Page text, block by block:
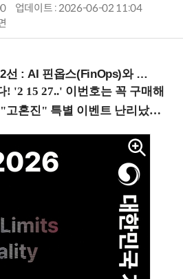
업데이트 : 2026-06-02 11:04
(FinOps)와 토큰 거버넌스 (8/21 잠실역)